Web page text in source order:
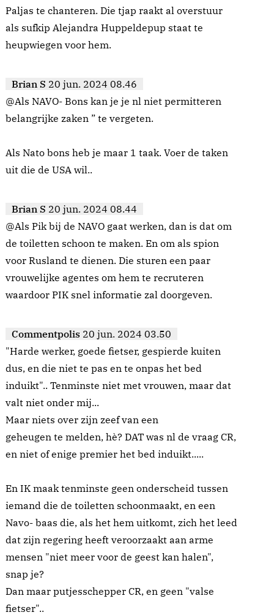
Paljas te chanteren. Die tjap raakt al overstuur
als sufkip Alejandra Huppeldepup staat te
heupwiegen voor hem.
Brian S 20 jun. 2024 08.46
@Als NAVO- Bons kan je je nl niet permitteren
belangrijke zaken ” te vergeten.
Als Nato bons heb je maar 1 taak. Voer de taken
uit die de USA wil..
Brian S 20 jun. 2024 08.44
@Als Pik bij de NAVO gaat werken, dan is dat om
de toiletten schoon te maken. En om als spion
voor Rusland te dienen. Die sturen een paar
vrouwelijke agentes om hem te recruteren
waardoor PIK snel informatie zal doorgeven.
Commentpolis 20 jun. 2024 03.50
"Harde werker, goede fietser, gespierde kuiten
dus, en die niet te pas en te onpas het bed
induikt".. Tenminste niet met vrouwen, maar dat
valt niet onder mij...
Maar niets over zijn zeef van een
geheugen te melden, hè? DAT was nl de vraag CR,
en niet of enige premier het bed induikt.....
En IK maak tenminste geen onderscheid tussen
iemand die de toiletten schoonmaakt, en een
Navo- baas die, als het hem uitkomt, zich het leed
dat zijn regering heeft veroorzaakt aan arme
mensen "niet meer voor de geest kan halen",
snap je?
Dan maar putjesschepper CR, en geen "valse
fietser"..